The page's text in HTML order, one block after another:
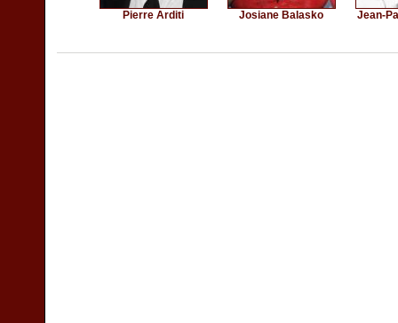
Pierre Arditi Josiane Balasko Jean-